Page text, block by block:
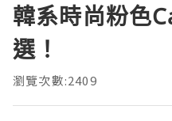
韓系時尚粉色
選！
瀏覽次數:2409